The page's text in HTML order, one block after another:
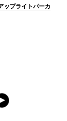
プライトパーカ